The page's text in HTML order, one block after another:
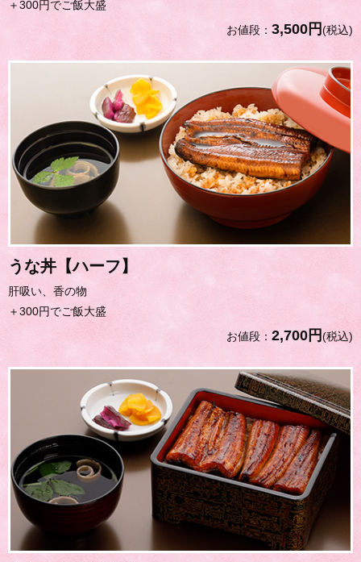
＋300円でご飯大盛
お値段： 3,500円(税込)
うな丼【ハーフ】
肝吸い、香の物
＋300円でご飯大盛
お値段： 2,700円(税込)